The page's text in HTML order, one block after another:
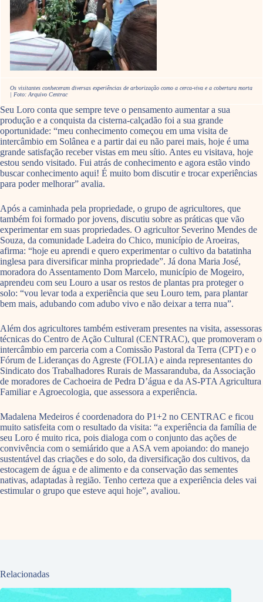
Os visitantes conheceram diversas experiências de arborização como a cerca-viva e a cobertura morta
| Foto: Arquivo Centrac
Seu Loro conta que sempre teve o pensamento aumentar a sua
produção e a conquista da cisterna-calçadão foi a sua grande
oportunidade: “meu conhecimento começou em uma visita de
intercâmbio em Solânea e a partir dai eu não parei mais, hoje é uma
grande satisfação receber vistas em meu sítio. Antes eu visitava, hoje
estou sendo visitado. Fui atrás de conhecimento e agora estão vindo
buscar conhecimento aqui! É muito bom discutir e trocar experiências
para poder melhorar” avalia.
Após a caminhada pela propriedade, o grupo de agricultores, que
também foi formado por jovens, discutiu sobre as práticas que vão
experimentar em suas propriedades. O agricultor Severino Mendes de
Souza, da comunidade Ladeira do Chico, município de Aroeiras,
afirma: “hoje eu aprendi e quero experimentar o cultivo da batatinha
inglesa para diversificar minha propriedade”. Já dona Maria José,
moradora do Assentamento Dom Marcelo, município de Mogeiro,
aprendeu com seu Louro a usar os restos de plantas pra proteger o
solo: “vou levar toda a experiência que seu Louro tem, para plantar
bem mais, adubando com adubo vivo e não deixar a terra nua”.
Além dos agricultores também estiveram presentes na visita, assessoras
técnicas do Centro de Ação Cultural (CENTRAC), que promoveram o
intercâmbio em parceria com a Comissão Pastoral da Terra (CPT) e o
Fórum de Lideranças do Agreste (FOLIA) e ainda representantes do
Sindicato dos Trabalhadores Rurais de Massaranduba, da Associação
de moradores de Cachoeira de Pedra D’água e da AS-PTA Agricultura
Familiar e Agroecologia, que assessora a experiência.
Madalena Medeiros é coordenadora do P1+2 no CENTRAC e ficou
muito satisfeita com o resultado da visita: “a experiência da família de
seu Loro é muito rica, pois dialoga com o conjunto das ações de
convivência com o semiárido que a ASA vem apoiando: do manejo
sustentável das criações e do solo, da diversificação dos cultivos, da
estocagem de água e de alimento e da conservação das sementes
nativas, adaptadas à região. Tenho certeza que a experiência deles vai
estimular o grupo que esteve aqui hoje”, avaliou.
Relacionadas